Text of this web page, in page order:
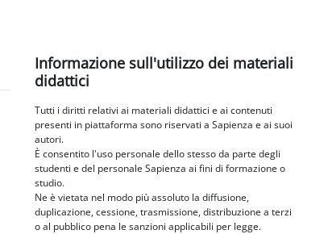
Blocchi
Informazione sull'utilizzo dei materiali
didattici
Tutti i diritti relativi ai materiali didattici e ai contenuti
presenti in piattaforma sono riservati a Sapienza e ai suoi
autori.
È consentito l'uso personale dello stesso da parte degli
studenti e del personale Sapienza ai fini di formazione o
studio.
Ne è vietata nel modo più assoluto la diffusione,
duplicazione, cessione, trasmissione, distribuzione a terzi
o al pubblico pena le sanzioni applicabili per legge.